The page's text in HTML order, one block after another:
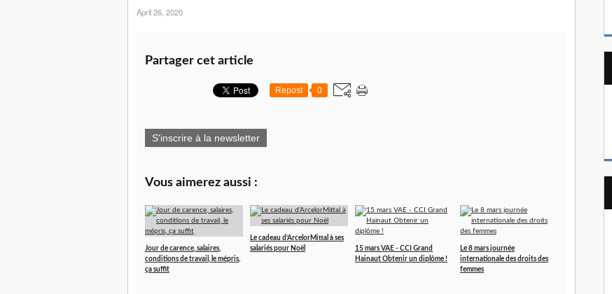
April 26, 2020
Partager cet article
Repost 0
S'inscrire à la newsletter
Vous aimerez aussi :
Jour de carence, salaires,
conditions de travail, le mépris,
ça suffit
Le cadeau d’ArcelorMittal à ses
salariés pour Noël
15 mars VAE - CCI Grand
Hainaut Obtenir un diplôme !
Le 8 mars journée
internationale des droits des
femmes